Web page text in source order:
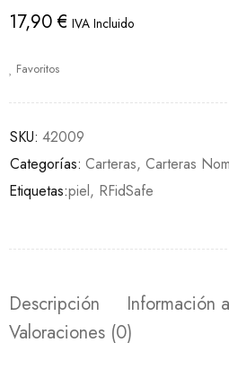
17,90€ IVA Incluido
Favoritos
SKU: 42009
Categorías: Carteras, Carteras
Etiquetas:piel, RFidSafe
Descripción
Información
Valoraciones (0)